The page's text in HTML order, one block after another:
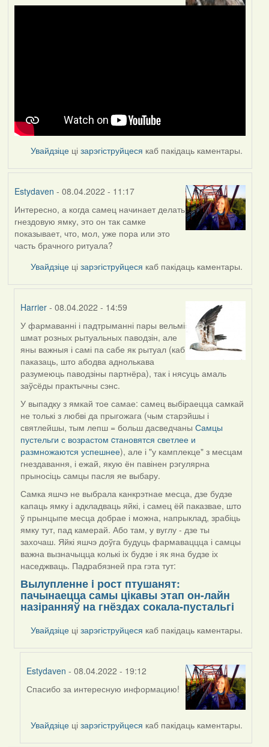
Увайдзіце цізарэгіструйцеся каб пакідаць каментары.
Estydaven - 08.04.2022 - 11:17
Интересно, а когда самец начинает делать
гнездовую ямку, это он так самке
показывает, что, мол, уже пора или это
часть брачного ритуала?
Увайдзіце цізарэгіструйцеся каб пакідаць каментары.
Harrier - 08.04.2022 - 14:59
In
reply
to
by
Estydaven
У фармаванні і падтрыманні пары вельмі
шмат розных рытуальных паводзін, але
яны важныя і самі па сабе як рытуал (каб
паказаць, што абодва аднолькава
разумеюць паводзіны партнёра), так і нясуць амаль
заўсёды практычны сэнс.
У выпадку з ямкай тое самае: самец выбіраецца самкай
не толькі з любві да прыгожага (чым старэйшы і
святлейшы, тым лепш = больш дасведчаныСамцы
пустельги с возрастом cтановятся светлее и
размножаются успешнее), але і "у камплекце" з месцам
гнездавання, і ежай, якую ён павінен рэгулярна
прыносіць самцы пасля яе выбару.
Самка яшчэ не выбрала канкрэтнае месца, дзе будзе
капаць ямку і адкладваць яйкі, і самец ёй паказвае, што
ў прынцыпе месца добрае і можна, напрыклад, зрабіць
ямку тут, пад камерай. Або там, у вуглу - дзе ты
захочаш. Яйкі яшчэ доўга будуць фармаваццца і самцы
важна вызначыцца колькі іх будзе і як яна будзе іх
наседжваць. Падрабязней пра гэта тут:
Вылупленне i рост птушанят:
пачынаецца самы цікавы этап он-лайн
назіранняў на гнёздах сокала-пустальгі
Увайдзіце цізарэгіструйцеся каб пакідаць каментары.
Estydaven - 08.04.2022 - 19:12
In
by
Harrier
Спасибо за интересную информацию!
Увайдзіце цізарэгіструйцеся каб пакідаць каментары.